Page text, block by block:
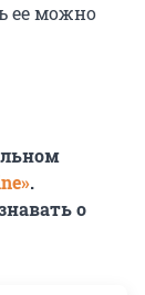
ее можно
.
о